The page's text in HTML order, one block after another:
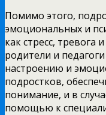
Помимо этого,
эмоциональных и
как стресс, тревога
родители и
настроению и
подростков,
понимание, и в
помощью к